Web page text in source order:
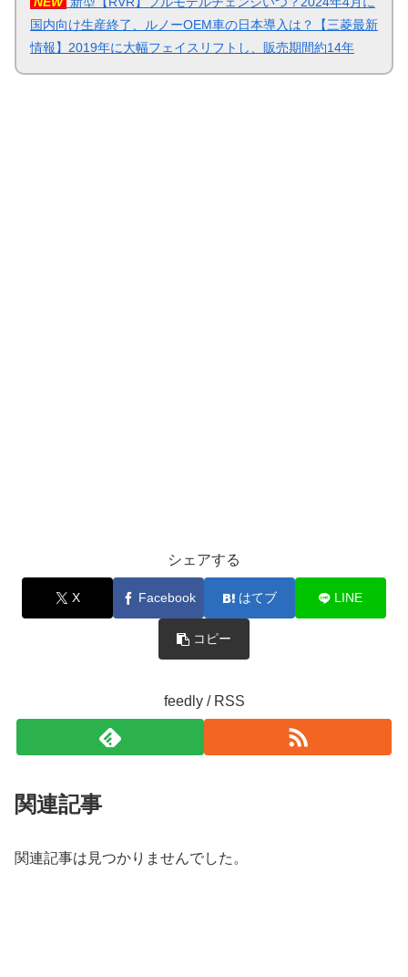
国内向け生産終了、ルノーOEM車の日本導入は？【三菱最新
情報】2019年に大幅フェイスリフトし、販売期間約14年
シェアする
X Facebook はてブ LINE
コピー
feedly / RSS
関連記事
関連記事は見つかりませんでした。